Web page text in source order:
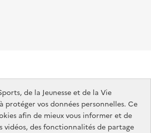
de la Jeunesse et de la Vie
protéger vos données personnelles. Ce
afin de mieux vous informer et de
vidéos, des fonctionnalités de partage